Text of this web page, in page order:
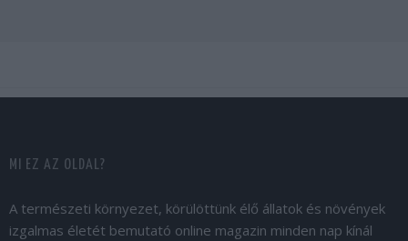
MI EZ AZ OLDAL?
A természeti környezet, körülöttünk élő állatok és növények
izgalmas életét bemutató online magazin minden nap kínál